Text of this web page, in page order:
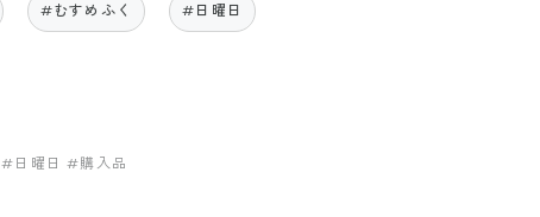
#むすめふく #日曜日
#日曜日 #購入品